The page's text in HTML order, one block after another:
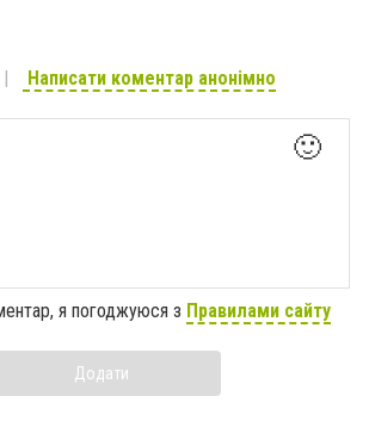
Написати коментар анонімно
🙂
я погоджуюся з Правилами сайту
Додати